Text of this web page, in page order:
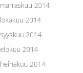
marraskuu 2014
lokakuu 2014
syyskuu 2014
elokuu 2014
heinäkuu 2014